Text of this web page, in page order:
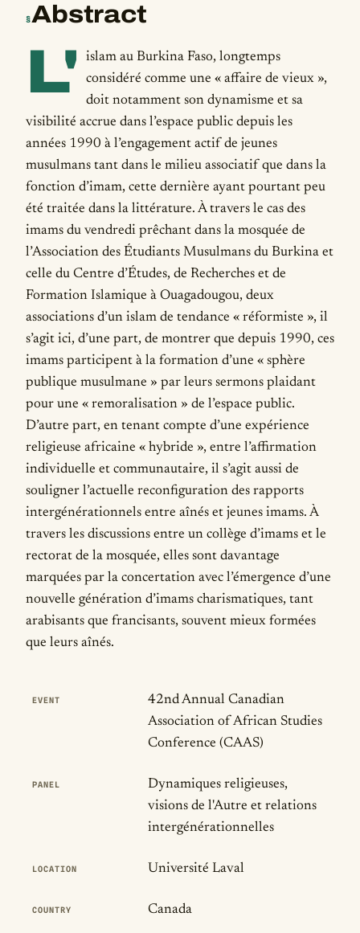
§Abstract
L'
islam au Burkina Faso, longtemps
considéré comme une « affaire de vieux »,
doit notamment son dynamisme et sa
visibilité accrue dans l’espace public depuis les
années 1990 à l’engagement actif de jeunes
musulmans tant dans le milieu associatif que dans la
fonction d’imam, cette dernière ayant pourtant peu
été traitée dans la littérature. À travers le cas des
imams du vendredi prêchant dans la mosquée de
l’Association des Étudiants Musulmans du Burkina et
celle du Centre d’Études, de Recherches et de
Formation Islamique à Ouagadougou, deux
associations d’un islam de tendance « réformiste », il
s’agit ici, d’une part, de montrer que depuis 1990, ces
imams participent à la formation d’une « sphère
publique musulmane » par leurs sermons plaidant
pour une « remoralisation » de l’espace public.
D’autre part, en tenant compte d’une expérience
religieuse africaine « hybride », entre l’affirmation
individuelle et communautaire, il s’agit aussi de
souligner l’actuelle reconfiguration des rapports
intergénérationnels entre aînés et jeunes imams. À
travers les discussions entre un collège d’imams et le
rectorat de la mosquée, elles sont davantage
marquées par la concertation avec l’émergence d’une
nouvelle génération d’imams charismatiques, tant
arabisants que francisants, souvent mieux formées
que leurs aînés.
Publication Details
EVENT
42nd Annual Canadian
Association of African Studies
Conference (CAAS)
PANEL
Dynamiques religieuses,
visions de l'Autre et relations
intergénérationnelles
LOCATION Université Laval
COUNTRY Canada